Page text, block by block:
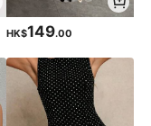
HK$149.00